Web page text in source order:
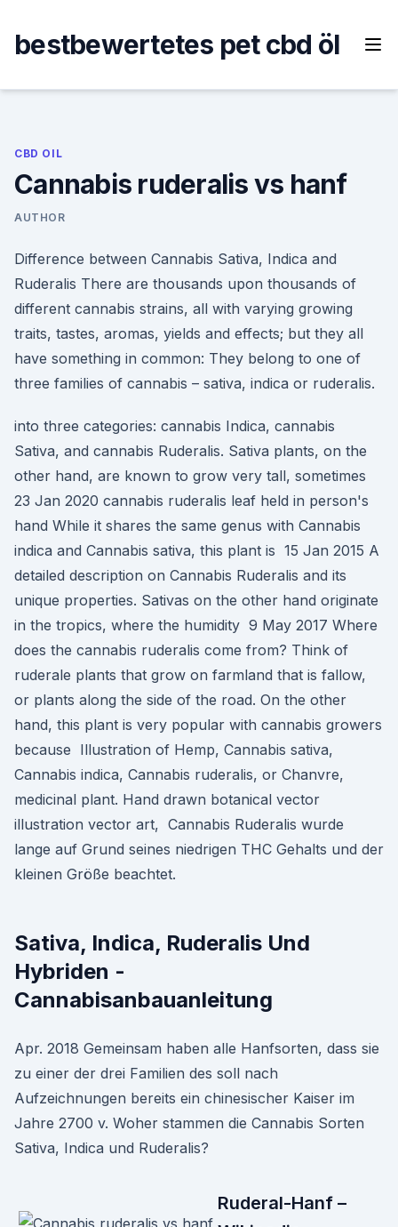
content
bestbewertetes pet cbd öl
CBD OIL
Cannabis ruderalis vs hanf
AUTHOR
Difference between Cannabis Sativa, Indica and
Ruderalis There are thousands upon thousands of
different cannabis strains, all with varying growing
traits, tastes, aromas, yields and effects; but they all
have something in common: They belong to one of
three families of cannabis – sativa, indica or ruderalis.
into three categories: cannabis Indica, cannabis
Sativa, and cannabis Ruderalis. Sativa plants, on the
other hand, are known to grow very tall, sometimes
23 Jan 2020 cannabis ruderalis leaf held in person's
hand While it shares the same genus with Cannabis
indica and Cannabis sativa, this plant is 15 Jan 2015 A
detailed description on Cannabis Ruderalis and its
unique properties. Sativas on the other hand originate
in the tropics, where the humidity 9 May 2017 Where
does the cannabis ruderalis come from? Think of
ruderale plants that grow on farmland that is fallow,
or plants along the side of the road. On the other
hand, this plant is very popular with cannabis growers
because Illustration of Hemp, Cannabis sativa,
Cannabis indica, Cannabis ruderalis, or Chanvre,
medicinal plant. Hand drawn botanical vector
illustration vector art, Cannabis Ruderalis wurde
lange auf Grund seines niedrigen THC Gehalts und der
kleinen Größe beachtet.
Sativa, Indica, Ruderalis Und
Hybriden -
Cannabisanbauanleitung
Apr. 2018 Gemeinsam haben alle Hanfsorten, dass sie
zu einer der drei Familien des soll nach
Aufzeichnungen bereits ein chinesischer Kaiser im
Jahre 2700 v. Woher stammen die Cannabis Sorten
Sativa, Indica und Ruderalis?
Ruderal-Hanf –